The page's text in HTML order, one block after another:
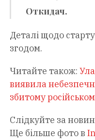
Откидач.
Деталі щодо
згодом.
Читайте також:
виявила
збитому
Слідкуйте за
Ще більше фото в